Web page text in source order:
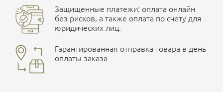
Защищенные платежи: оплата онлайн
без рисков, а также оплата по счету для
юридических лиц.
Гарантированная отправка товара в день
оплаты заказа